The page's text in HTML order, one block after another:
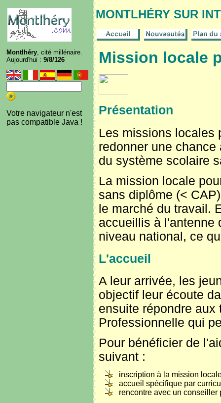
MONTLHÉRY SUR
Montlhéry, cité millénaire.
Aujourd'hui : 9/8/126
Votre navigateur n'est
pas compatible Java !
Mission locale
Présentation
Les missions locales
redonner une
du système scolaire
La mission locale
sans diplôme (<
le marché du travail.
accueillis à l'antenne
niveau national, ce
L'accueil
A leur arrivée, les
objectif leur écoute
ensuite répondre
Professionnelle qui
Pour bénéficier de
suivant :
inscription à la mission
accueil spécifique par
rencontre avec un